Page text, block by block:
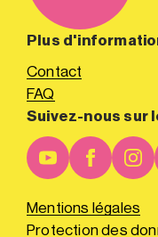
Plus
Contact
FAQ
Suivez-nous sur
Mentions légales
Protection des